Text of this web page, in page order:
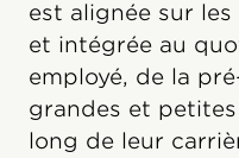
est alignée sur
et intégrée au
employé, de la
grandes et
long de leur